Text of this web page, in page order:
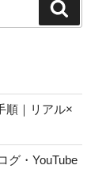
順｜リアル×
グ・YouTube